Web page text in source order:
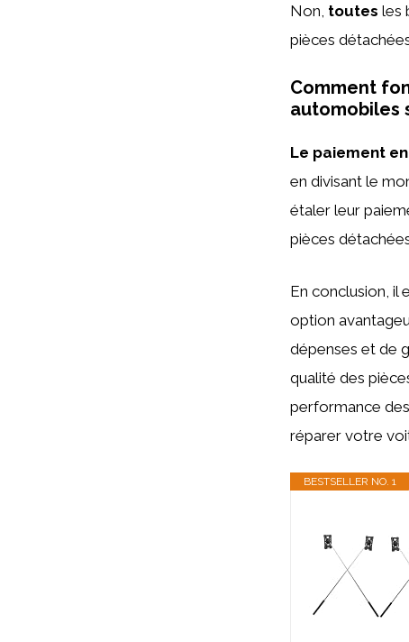
Non, toutes les
pièces
Comment
automobiles
Le paiement
en divisant le
étaler leur
pièces
En conclusion, il
option
dépenses et de
qualité des
performance
réparer votre
BESTSELLER NO. 1